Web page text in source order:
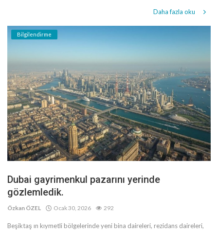
Daha fazla oku
Bilgilendirme
Dubai gayrimenkul pazarını yerinde
gözlemledik.
Özkan ÖZEL Ocak 30, 2026 292
Beşiktaş ın kıymetli bölgelerinde yeni bina daireleri, rezidans daireleri,